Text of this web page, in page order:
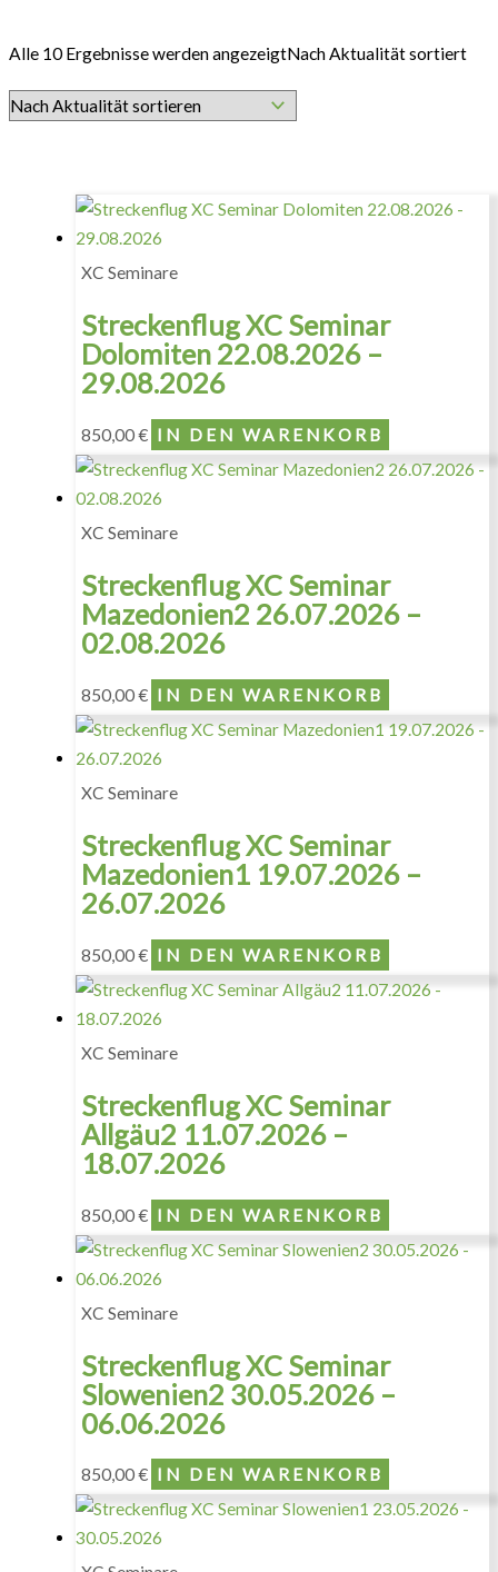
Alle 10 Ergebnisse werden angezeigtNach Aktualität sortiert
XC Seminare
Streckenflug XC Seminar
Dolomiten 22.08.2026 –
29.08.2026
850,00€ IN DEN WARENKORB
XC Seminare
Streckenflug XC Seminar
Mazedonien2 26.07.2026 –
02.08.2026
850,00€ IN DEN WARENKORB
XC Seminare
Streckenflug XC Seminar
Mazedonien1 19.07.2026 –
26.07.2026
850,00€ IN DEN WARENKORB
XC Seminare
Streckenflug XC Seminar
Allgäu2 11.07.2026 –
18.07.2026
850,00€ IN DEN WARENKORB
XC Seminare
Streckenflug XC Seminar
Slowenien2 30.05.2026 –
06.06.2026
850,00€ IN DEN WARENKORB